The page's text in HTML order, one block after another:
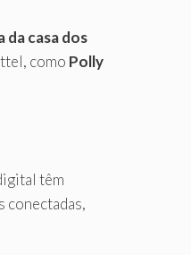
da casa dos
como Polly
têm
conectadas,